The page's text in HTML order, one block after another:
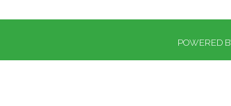
POWERED